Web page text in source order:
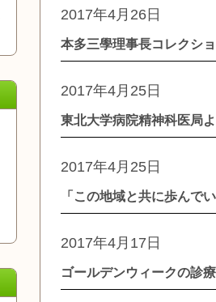
2017年4月26日
本多三學理事長コレクシ
2017年4月25日
東北大学病院精神科医局
2017年4月25日
「この地域と共に歩ん
2017年4月17日
ゴールデンウィークの診